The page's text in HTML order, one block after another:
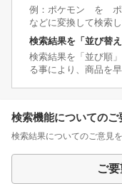
例：ポケモン を ポ
などに変換して検索し
検索結果を「並び替
検索結果を「並び順
る事により、商品を
検索機能についてのご
検索結果についてのご意見
ご